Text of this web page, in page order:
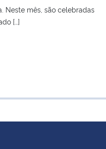
Neste mês, são celebradas
[…]